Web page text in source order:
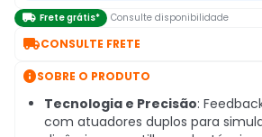
 Frete grátis* Consulte disponibilidade
CONSULTE FRETE
SOBRE O PRODUTO
Tecnologia e Precisão:
com atuadores duplos para